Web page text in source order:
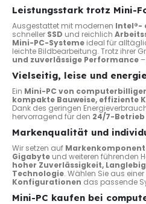
Leistungsstark trotz Mini-
Ausgestattet mit modernen Intel®-
schneller SSD und reichlich
Mini-PC-Systeme ideal für
leichte Bildbearbeitung. Trotz ihrer
und zuverlässige Performance
Vielseitig, leise und
Ein Mini-PC von
kompakte Bauweise, effiziente
Dank des geringen
hervorragend für den 24/7-Betrieb
Markenqualität und
Wir setzen auf
Gigabyte und weiteren führenden
hoher Zuverlässigkeit,
Technologie. Wählen Sie aus
Konfigurationen das passende
Mini-PC kaufen bei